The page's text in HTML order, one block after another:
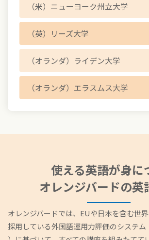
（米）ニューヨーク州立大学
（英）リーズ大学
（オランダ）ライデン大学
（オランダ）エラスムス大学
使える英語が身に
オレンジバードの英
オレンジバードでは、EUや日本を含む世
採用している外国語運用力評価のシステム